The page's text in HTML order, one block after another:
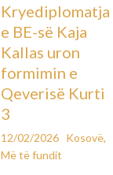
Kryediplomatja
e BE-së Kaja
Kallas uron
formimin e
Qeverisë Kurti
3
12/02/2026 Kosovë,
Më të fundit